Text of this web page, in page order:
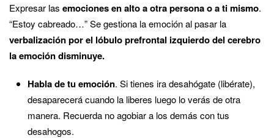
Expresar las emociones en alto a otra persona o a ti mismo.
“Estoy cabreado…” Se gestiona la emoción al pasar la
verbalización por el lóbulo prefrontal izquierdo del cerebro
la emoción disminuye.
Habla de tu emoción. Si tienes ira desahógate (libérate),
desaparecerá cuando la liberes luego lo verás de otra
manera. Recuerda no agobiar a los demás con tus
desahogos.